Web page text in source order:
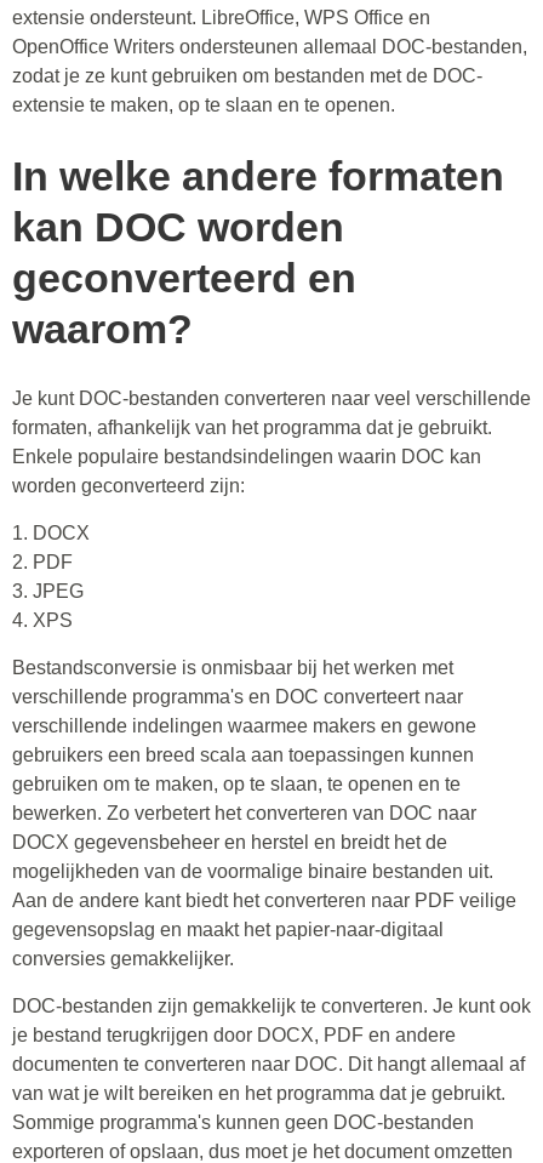
extensie ondersteunt. LibreOffice, WPS Office en
OpenOffice Writers ondersteunen allemaal DOC-bestanden,
zodat je ze kunt gebruiken om bestanden met de DOC-
extensie te maken, op te slaan en te openen.
In welke andere formaten
kan DOC worden
geconverteerd en
waarom?
Je kunt DOC-bestanden converteren naar veel verschillende
formaten, afhankelijk van het programma dat je gebruikt.
Enkele populaire bestandsindelingen waarin DOC kan
worden geconverteerd zijn:
1. DOCX
2. PDF
3. JPEG
4. XPS
Bestandsconversie is onmisbaar bij het werken met
verschillende programma's en DOC converteert naar
verschillende indelingen waarmee makers en gewone
gebruikers een breed scala aan toepassingen kunnen
gebruiken om te maken, op te slaan, te openen en te
bewerken. Zo verbetert het converteren van DOC naar
DOCX gegevensbeheer en herstel en breidt het de
mogelijkheden van de voormalige binaire bestanden uit.
Aan de andere kant biedt het converteren naar PDF veilige
gegevensopslag en maakt het papier-naar-digitaal
conversies gemakkelijker.
DOC-bestanden zijn gemakkelijk te converteren. Je kunt ook
je bestand terugkrijgen door DOCX, PDF en andere
documenten te converteren naar DOC. Dit hangt allemaal af
van wat je wilt bereiken en het programma dat je gebruikt.
Sommige programma's kunnen geen DOC-bestanden
exporteren of opslaan, dus moet je het document omzetten